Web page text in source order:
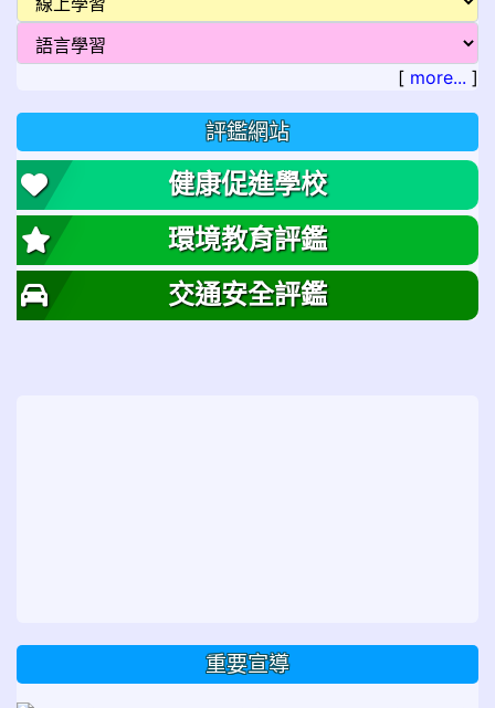
[ more... ]
評鑑網站
健康促進學校
環境教育評鑑
交通安全評鑑
重要宣導